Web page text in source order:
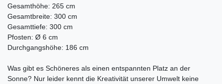
Gesamthöhe: 265 cm
Gesamtbreite: 300 cm
Gesamttiefe: 300 cm
Pfosten: Ø 6 cm
Durchgangshöhe: 186 cm
Was gibt es Schöneres als einen entspannten Platz an der
Sonne? Nur leider kennt die Kreativität unserer Umwelt keine